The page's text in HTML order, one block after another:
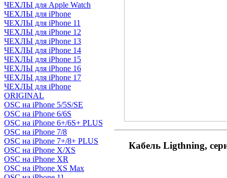
ЧЕХЛЫ для Apple Watch
ЧЕХЛЫ для iPhone
ЧЕХЛЫ для iPhone 11
ЧЕХЛЫ для iPhone 12
ЧЕХЛЫ для iPhone 13
ЧЕХЛЫ для iPhone 14
ЧЕХЛЫ для iPhone 15
ЧЕХЛЫ для iPhone 16
ЧЕХЛЫ для iPhone 17
ЧЕХЛЫ для iPhone
ORIGINAL
OSC на iPhone 5/5S/SE
OSC на iPhone 6/6S
OSC на iPhone 6+/6S+ PLUS
OSC на iPhone 7/8
OSC на iPhone 7+/8+ PLUS
OSC на iPhone X/XS
OSC на iPhone XR
OSC на iPhone XS Max
Кабель Ligthning,